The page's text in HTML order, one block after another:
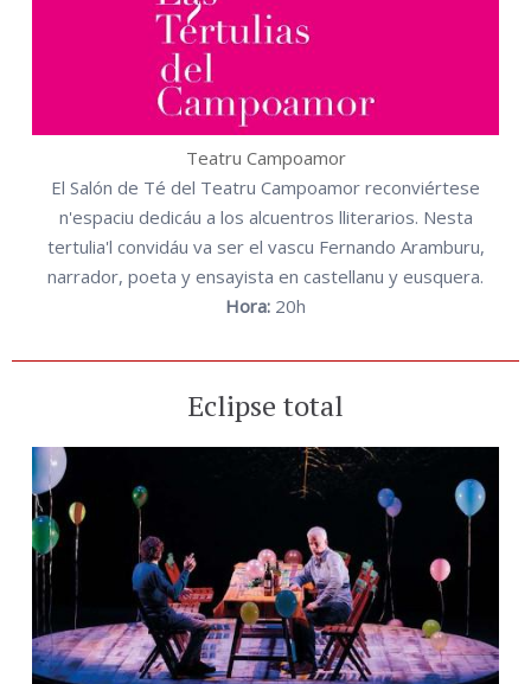
Teatru Campoamor
El Salón de Té del Teatru Campoamor reconviértese
n'espaciu dedicáu a los alcuentros lliterarios. Nesta
tertulia'l convidáu va ser el vascu Fernando Aramburu,
narrador, poeta y ensayista en castellanu y eusquera.
Hora: 20h
Eclipse total